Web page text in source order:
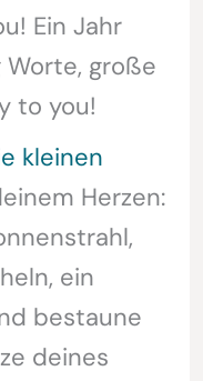
Ein Jahr
große
to you!
kleinen
Herzen:
ein
bestaune
deines